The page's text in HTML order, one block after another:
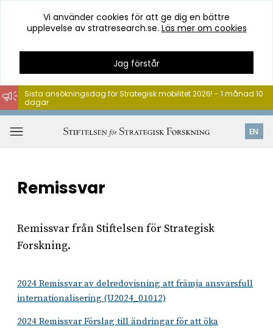
Hoppa
till
innehåll
Vi använder cookies för att ge dig en bättre
upplevelse av stratresearch.se. Läs mer om cookies
Jag förstår
EN
Sista ansökningsdag för Strategisk mobilitet 2026! - 1 månad 10
dagar
Remissvar
Remissvar från Stiftelsen för Strategisk
Forskning.
2024 Remissvar av delredovisning att främja ansvarsfull
internationalisering (U2024_01012)
2024 Remissvar Förslag till ändringar för att öka